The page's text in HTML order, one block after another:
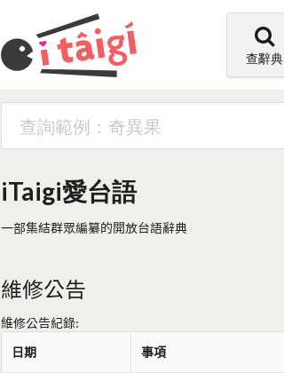
查辭典
iTaigi愛台語
一部集結群眾編纂的開放台語辭典
維修公告
維修公告紀錄:
日期
事項